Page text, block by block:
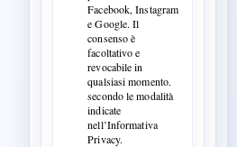
Facebook, Instagram
e Google. Il
consenso è
facoltativo e
revocabile in
qualsiasi momento.
secondo le modalità
indicate
nell’Informativa
Privacy.